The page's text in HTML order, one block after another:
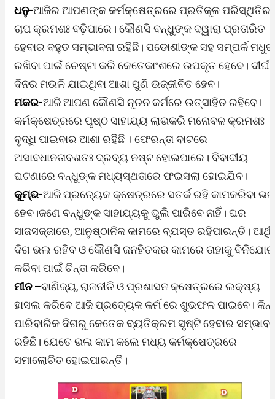
ଧନୁ-ଆଜିର ଆପଣଙ୍କ କର୍ମକ୍ଷେତ୍ରରେ ପ୍ରତିକୂଳ ପରିସ୍ଥିତିର
ଚାପ କ୍ରମଶଃ ବଢ଼ିପାରେ। କୌଣସି ବନ୍ଧୁଙ୍କ ଦ୍ୱାରା ପ୍ରତାରିତ
ହେବାର ବହୁତ ସମ୍ଭାବନା ରହିଛି। ପଡୋଶୀଙ୍କ ସହ ସମ୍ପର୍କ ମଧୁର
ରଖିବା ପାଇଁ ଚେଷ୍ଟା କରି କେତେକାଂଶରେ ଉପକୃତ ହେବେ। ଦୀର୍ଘ
ଦିନର ମଉଳି ଯାଇଥିବା ଆଶା ପୁଣି ଉଜ୍ଜୀବିତ ହେବ।
ମକର-ଆଜି ଆପଣ କୌଣସି ନୂତନ କର୍ମରେ ଉତ୍ସାହିତ ରହିବେ।
କର୍ମକ୍ଷେତ୍ରରେ ପୃଷ୍ଠ ସାହାଯ୍ୟ ଲାଭକରି ମନୋବଳ କ୍ରମଶଃ
ବୃଦ୍ଧି ପାଇବାର ଆଶା ରହିଛି । ଫେରନ୍ତା ବାଟରେ
ଅସାବଧାନତାବଶତଃ ଦ୍ରବ୍ୟ ନଷ୍ଟ ହୋଇପାରେ। ବିବାଦୀୟ
ଘଟଣାରେ ବନ୍ଧୁଙ୍କ ମଧ୍ୟସ୍ଥତାରେ ଫଇସଲା ହୋଇଯିବ।
କୁମ୍ଭ-ଆଜି ପ୍ରତ୍ୟେକ କ୍ଷେତ୍ରରେ ସତର୍କ ରହି କାମକରିବା
ହେବ।ଜଣେ ବନ୍ଧୁଙ୍କ ସାହାଯ୍ୟକୁ ଭୁଲି ପାରିବେ ନାହିଁ। ଘର
ସାଜସଜ୍ଜାରେ, ଆନୁଷ୍ଠାନିକ କାମରେ ବ୍ଯସ୍ତ ରହିପାରନ୍ତି।
ଦିଗ ଭଲ ରହିବ ଓ କୌଣସି ଜନହିତକର କାମରେ ତାହାକୁ ବିନିଯୋଗ
କରିବା ପାଇଁ ଚିନ୍ତା କରିବେ।
ମୀନ –ବାଣିଜ୍ୟ, ରାଜନୀତି ଓ ପ୍ରଶାସନ କ୍ଷେତ୍ରରେ ଲକ୍ଷ୍ୟ
ହାସଲ କରିବେ ଆଜି ପ୍ରତ୍ୟେକ କର୍ମ ରେ ଶୁଭଫଳ ପାଇବେ।
ପାରିବାରିକ ଦିଗରୁ କେତେକ ବ୍ୟତିକ୍ରମ ସୃଷ୍ଟି ହେବାର
ରହିଛି। ଯେତେ ଭଲ କାମ କଲେ ମଧ୍ୟ କର୍ମକ୍ଷେତ୍ରରେ
ସମାଲୋଚିତ ହୋଇପାରନ୍ତି।